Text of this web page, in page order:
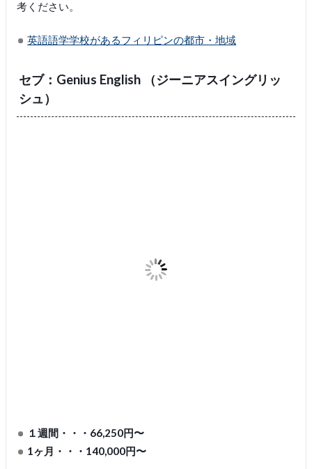
考ください。
英語語学学校があるフィリピンの都市・地域
セブ：Genius English （ジーニアスイングリッ
シュ）
１週間・・・66,250円〜
1ヶ月・・・140,000円〜